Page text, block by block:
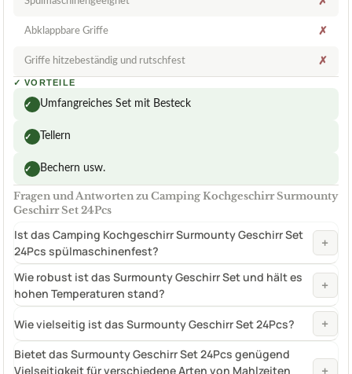
Abklappbare Griffe ✗
Griffe hitzebeständig und rutschfest ✗
✓ VORTEILE
✓ Umfangreiches Set mit Besteck
✓ Tellern
✓ Bechern usw.
Fragen und Antworten zu Camping Kochgeschirr Surmounty
Geschirr Set 24Pcs
Ist das Camping Kochgeschirr Surmounty Geschirr Set
24Pcs spülmaschinenfest?
+
Wie robust ist das Surmounty Geschirr Set und hält es
hohen Temperaturen stand?
+
Wie vielseitig ist das Surmounty Geschirr Set 24Pcs? +
Bietet das Surmounty Geschirr Set 24Pcs genügend
Vielseitigkeit für verschiedene Arten von Mahlzeiten